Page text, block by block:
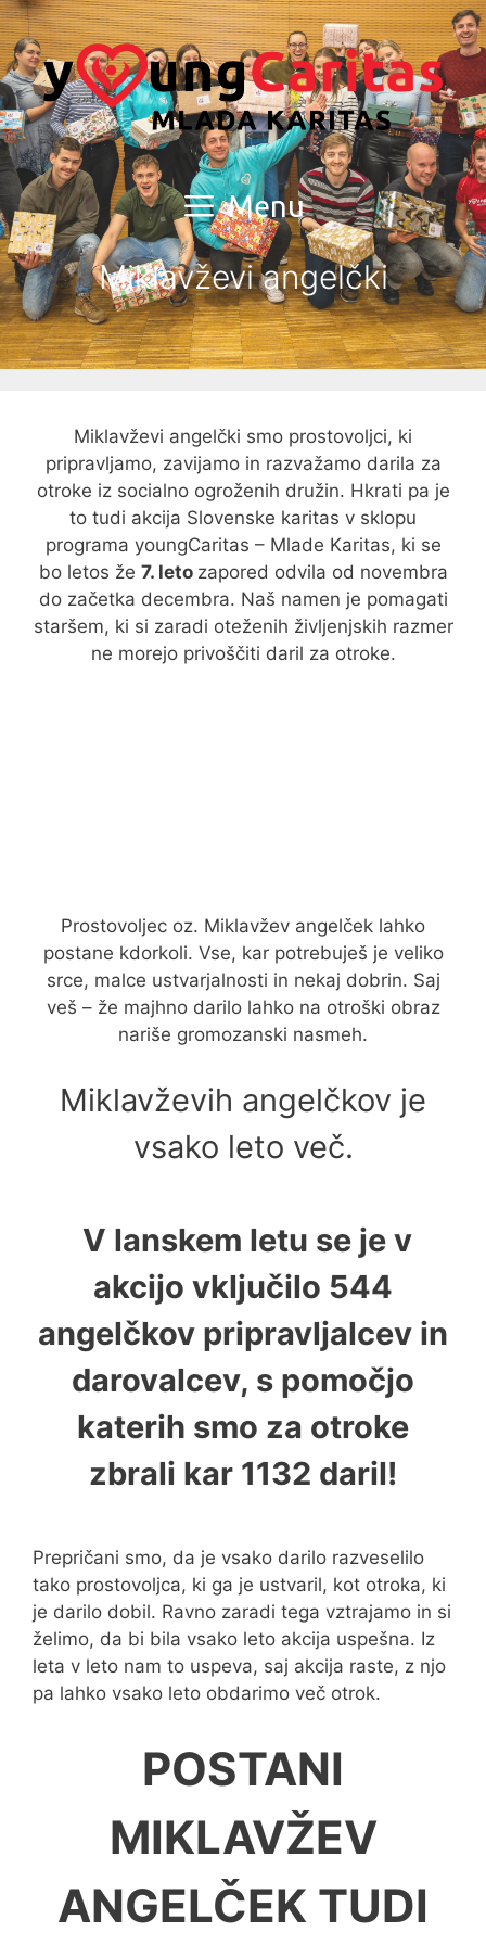
Skip
to
content
Menu
Miklavževi angelčki
Miklavževi angelčki smo prostovoljci, ki
pripravljamo, zavijamo in razvažamo darila za
otroke iz socialno ogroženih družin. Hkrati pa je
to tudi akcija Slovenske karitas v sklopu
programa youngCaritas – Mlade Karitas, ki se
bo letos že 7. leto zapored odvila od novembra
do začetka decembra. Naš namen je pomagati
staršem, ki si zaradi oteženih življenjskih razmer
ne morejo privoščiti daril za otroke.
Prostovoljec oz. Miklavžev angelček lahko
postane kdorkoli. Vse, kar potrebuješ je veliko
srce, malce ustvarjalnosti in nekaj dobrin. Saj
veš – že majhno darilo lahko na otroški obraz
nariše gromozanski nasmeh.
Miklavževih angelčkov je
vsako leto več.
V lanskem letu se je v
akcijo vključilo 544
angelčkov pripravljalcev in
darovalcev, s pomočjo
katerih smo za otroke
zbrali kar 1132 daril!
Prepričani smo, da je vsako darilo razveselilo
tako prostovoljca, ki ga je ustvaril, kot otroka, ki
je darilo dobil. Ravno zaradi tega vztrajamo in si
želimo, da bi bila vsako leto akcija uspešna. Iz
leta v leto nam to uspeva, saj akcija raste, z njo
pa lahko vsako leto obdarimo več otrok.
POSTANI
MIKLAVŽEV
ANGELČEK TUDI